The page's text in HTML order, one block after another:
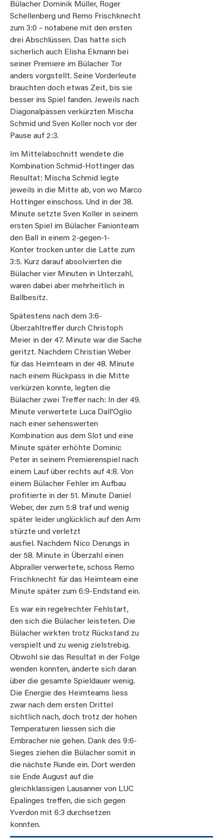
Bülacher Dominik Müller, Roger
Schellenberg und Remo Frischknecht
zum 3:0 – notabene mit den ersten
drei Abschlüssen. Das hatte sich
sicherlich auch Elisha Ekmann bei
seiner Premiere im Bülacher Tor
anders vorgstellt. Seine Vorderleute
brauchten doch etwas Zeit, bis sie
besser ins Spiel fanden. Jeweils nach
Diagonalpässen verkürzten Mischa
Schmid und Sven Koller noch vor der
Pause auf 2:3.
Im Mittelabschnitt wendete die
Kombination Schmid-Hottinger das
Resultat: Mischa Schmid legte
jeweils in die Mitte ab, von wo Marco
Hottinger einschoss. Und in der 38.
Minute setzte Sven Koller in seinem
ersten Spiel im Bülacher Fanionteam
den Ball in einem 2-gegen-1-
Konter trocken unter die Latte zum
3:5. Kurz darauf absolvierten die
Bülacher vier Minuten in Unterzahl,
waren dabei aber mehrheitlich in
Ballbesitz.
Spätestens nach dem 3:6-
Überzahltreffer durch Christoph
Meier in der 47. Minute war die Sache
geritzt. Nachdem Christian Weber
für das Heimteam in der 48. Minute
nach einem Rückpass in die Mitte
verkürzen konnte, legten die
Bülacher zwei Treffer nach: In der 49.
Minute verwertete Luca Dall'Oglio
nach einer sehenswerten
Kombination aus dem Slot und eine
Minute später erhöhte Dominic
Peter in seinem Premierenspiel nach
einem Lauf über rechts auf 4:8. Von
einem Bülacher Fehler im Aufbau
profitierte in der 51. Minute Daniel
Weber, der zum 5:8 traf und wenig
später leider unglücklich auf den Arm
stürzte und verletzt
ausfiel. Nachdem Nico Derungs in
der 58. Minute in Überzahl einen
Abpraller verwertete, schoss Remo
Frischknecht für das Heimteam eine
Minute später zum 6:9-Endstand ein.
Es war ein regelrechter Fehlstart,
den sich die Bülacher leisteten. Die
Bülacher wirkten trotz Rückstand zu
verspielt und zu wenig zielstrebig.
Obwohl sie das Resultat in der Folge
wenden konnten, änderte sich daran
über die gesamte Spieldauer wenig.
Die Energie des Heimteams liess
zwar nach dem ersten Drittel
sichtlich nach, doch trotz der hohen
Temperaturen liessen sich die
Embracher nie gehen. Dank des 9:6-
Sieges ziehen die Bülacher somit in
die nächste Runde ein. Dort werden
sie Ende August auf die
gleichklassigen Lausanner von LUC
Epalinges treffen, die sich gegen
Yverdon mit 6:3 durchsetzen
konnten.